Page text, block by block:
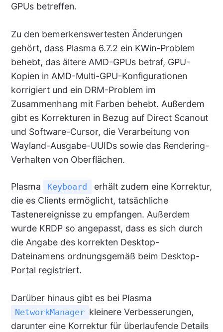
GPUs betreffen.
Zu den bemerkenswertesten Änderungen
gehört, dass Plasma 6.7.2 ein KWin-Problem
behebt, das ältere AMD-GPUs betraf, GPU-
Kopien in AMD-Multi-GPU-Konfigurationen
korrigiert und ein DRM-Problem im
Zusammenhang mit Farben behebt. Außerdem
gibt es Korrekturen in Bezug auf Direct Scanout
und Software-Cursor, die Verarbeitung von
Wayland-Ausgabe-UUIDs sowie das Rendering-
Verhalten von Oberflächen.
Plasma Keyboard
erhält zudem eine Korrektur,
die es Clients ermöglicht, tatsächliche
Tastenereignisse zu empfangen. Außerdem
wurde KRDP so angepasst, dass es sich durch
die Angabe des korrekten Desktop-
Dateinamens ordnungsgemäß beim Desktop-
Portal registriert.
Darüber hinaus gibt es bei Plasma
NetworkManager kleinere Verbesserungen,
darunter eine Korrektur für überlaufende Details